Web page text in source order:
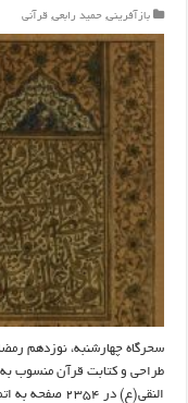
بازآفرینی, حمید رابعی, قرآنی
سحرگاه چهارشنبه، نوزدهم
طراحی و کتابت قرآن منسوب